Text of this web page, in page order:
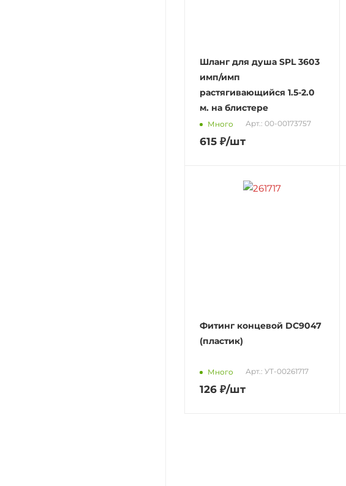
Шланг для душа SPL 3603
имп/имп
растягивающийся 1.5-2.0
м. на блистере
Много Арт.: 00-00173757
615 ₽/шт
Фитинг концевой DC9047
(пластик)
Много Арт.: УТ-00261717
126 ₽/шт